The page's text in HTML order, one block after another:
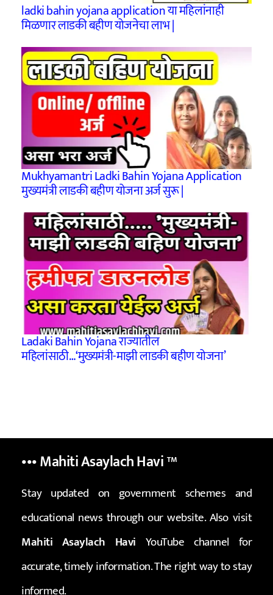
ladki bahin yojana application या महिलांनाही
मिळणार लाडकी बहीण योजनेचा लाभ |
Mukhyamantri Ladki Bahin Yojana Application
मुख्यमंत्री लाडकी बहीण योजना अर्ज सुरू |
Ladaki Bahin Yojana राज्यातील
महिलांसाठी…‘मुख्‍यमंत्री-माझी लाडकी बहीण योजना’
••• Mahiti Asaylach Havi™
Stay updated on government schemes and
educational news through our website. Also visit
Mahiti Asaylach Havi YouTube channel for
accurate, timely information. The right way to stay
informed.